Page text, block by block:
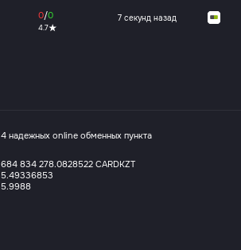
0/0
4.7
8 секунд назад
4 надежных online обменных пункта
684 834 278.0828522 CARDKZT
5.49336853
5.9988